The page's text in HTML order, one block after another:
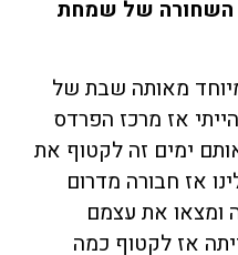
השחורה של שמחת
מאותה שבת של
אז מרכז הפרדס
ימים זה לקטוף את
אז חבורה מדרום
ומצאו את עצמם
אז לקטוף כמה